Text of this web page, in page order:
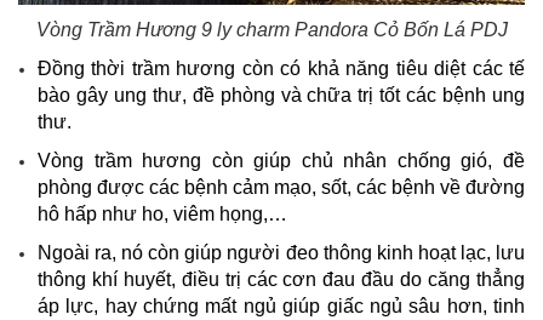
Vòng Trầm Hương 9 ly charm Pandora Cỏ Bốn Lá PDJ
Đồng thời trầm hương còn có khả năng tiêu diệt các tế
bào gây ung thư, đề phòng và chữa trị tốt các bệnh ung
thư.
Vòng trầm hương còn giúp chủ nhân chống gió, đề
phòng được các bệnh cảm mạo, sốt, các bệnh về đường
hô hấp như ho, viêm họng,…
Ngoài ra, nó còn giúp người đeo thông kinh hoạt lạc, lưu
thông khí huyết, điều trị các cơn đau đầu do căng thẳng
áp lực, hay chứng mất ngủ giúp giấc ngủ sâu hơn, tinh